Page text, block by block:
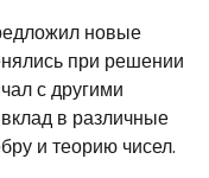
новые
при решении
с другими
в различные
и теорию чисел.